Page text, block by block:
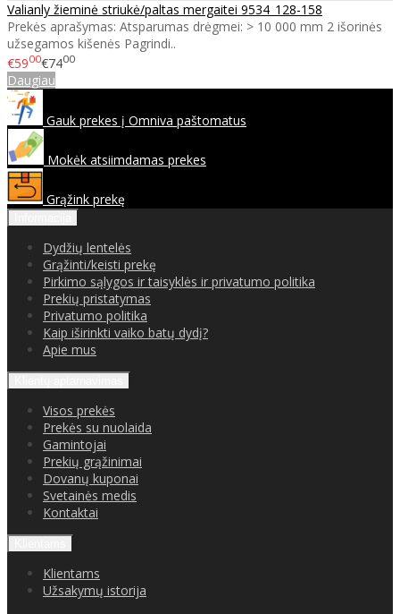
Valianly žieminė striukė/paltas mergaitei 9534_128-158
Prekės aprašymas: Atsparumas drėgmei: > 10 000 mm 2 išorinės
užsegamos kišenės Pagrindi..
€5900€7400
Daugiau
Gauk prekes į Omniva paštomatus
Mokėk atsiimdamas prekes
Grąžink prekę
Dydžių lentelės
Grąžinti/keisti prekę
Pirkimo sąlygos ir taisyklės ir privatumo politika
Prekių pristatymas
Privatumo politika
Kaip iširinkti vaiko batų dydį?
Apie mus
Visos prekės
Prekės su nuolaida
Gamintojai
Prekių grąžinimai
Dovanų kuponai
Svetainės medis
Kontaktai
Klientams
Užsakymų istorija